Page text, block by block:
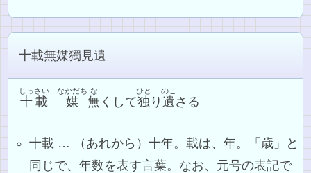
十載無媒獨見遺
十載
じっさい
媒
なかだち
無
な
くして独
ひと
り遺
のこ
さる
十載 … （あれから）十年。載は、年。「歳」と
同じで、年数を表す言葉。なお、元号の表記で